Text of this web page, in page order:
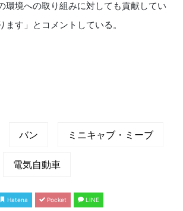
環境への取り組みに対しても貢献してい
ます」とコメントしている。
バン ミニキャブ・ミーブ
電気自動車
Hatena Pocket LINE